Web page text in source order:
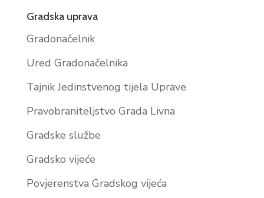
Gradska uprava
Gradonačelnik
Ured Gradonačelnika
Tajnik Jedinstvenog tijela Uprave
Pravobraniteljstvo Grada Livna
Gradske službe
Gradsko vijeće
Povjerenstva Gradskog vijeća